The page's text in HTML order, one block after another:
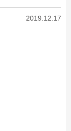
2019.12.17